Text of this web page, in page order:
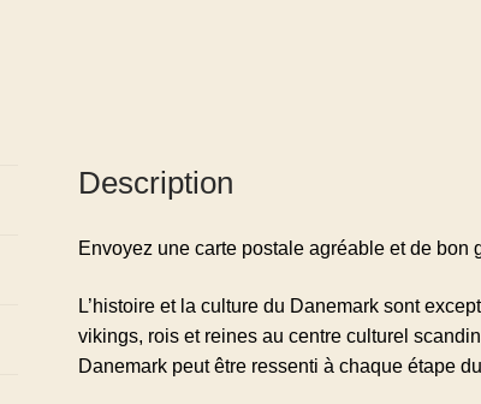
Description
Envoyez une carte postale agréable et de bon
L’histoire et la culture du Danemark sont
vikings, rois et reines au centre culturel
Danemark peut être ressenti à chaque étape